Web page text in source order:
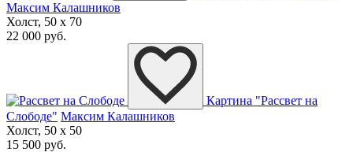
Максим Калашников
Холст, 50 x 70
22 000 руб.
Картина "Рассвет на
Слободе" Максим Калашников
Холст, 50 x 50
15 500 руб.